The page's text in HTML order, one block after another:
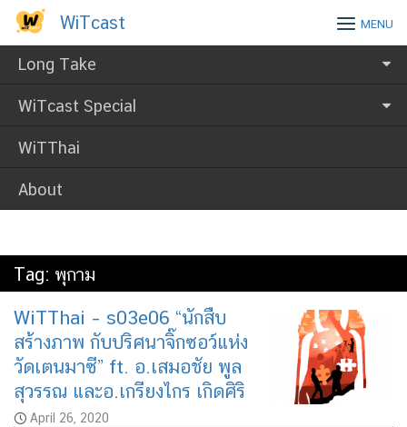
Skip
content
WiTcast
Long Take
WiTcast Special
WiTThai
About
WiTcast MENU
Tag: พุกาม
WiTThai – s03e06 “นักสืบ
สร้างภาพ กับปริศนาจิ๊กซอว์แห่ง
วัดเตนมาซี” ft. อ.เสมอชัย พูล
สุวรรณ และอ.เกรียงไกร เกิดศิริ
April 26, 2020